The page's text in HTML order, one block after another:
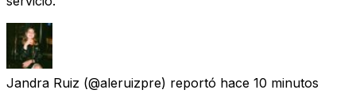
Jandra Ruiz (@aleruizpre) reportó hace 10 minutos